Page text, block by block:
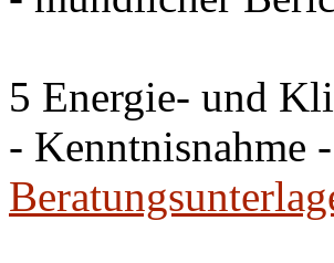
5 Energie- und
- Kenntnisnahme -